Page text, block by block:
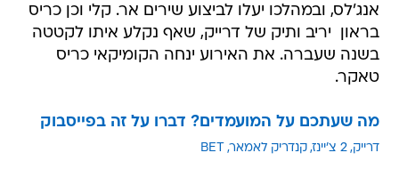
אנג'לס, ובמהלכו יעלו לביצוע שירים אר. קלי וכן כריס
בראון  יריב ותיק של דרייק, שאף נקלע איתו לקטטה
בשנה שעברה. את האירוע ינחה הקומיקאי כריס
טאקר.
מה שעתכם על המועמדים? דברו על זה בפייסבוק
דרייק 2 צ'יינז קנדריק לאמאר BET